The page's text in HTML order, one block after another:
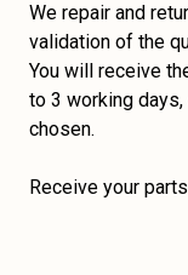
We repair and
validation of the
You will receive
to 3 working
chosen.
Receive your